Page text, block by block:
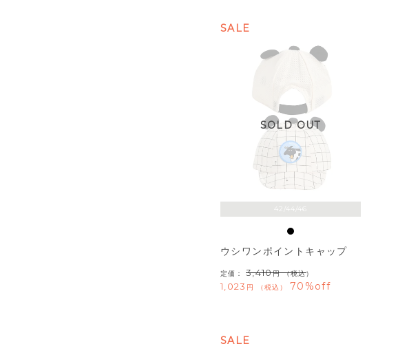
42/44/46
SOLD OUT
SALE
ウシワンポイントキャップ
定価： 3,410 （税込）
1,023 税込 70%off
SALE